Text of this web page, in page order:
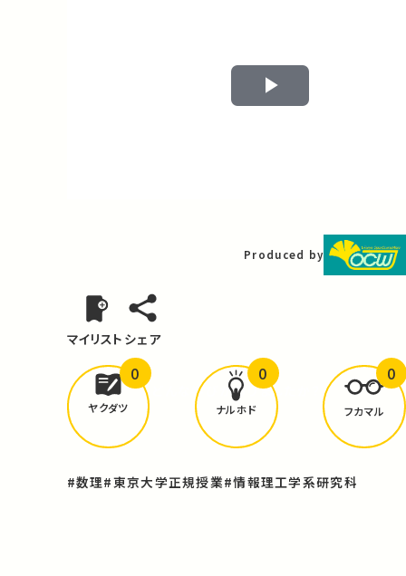
Play
Produced by
マイリスト シェア
どんな学びがありましたか？
ヤクダツ
0
ナルホド
0
フカマル
0
#数理#東京大学正規授業#情報理工学系研究科